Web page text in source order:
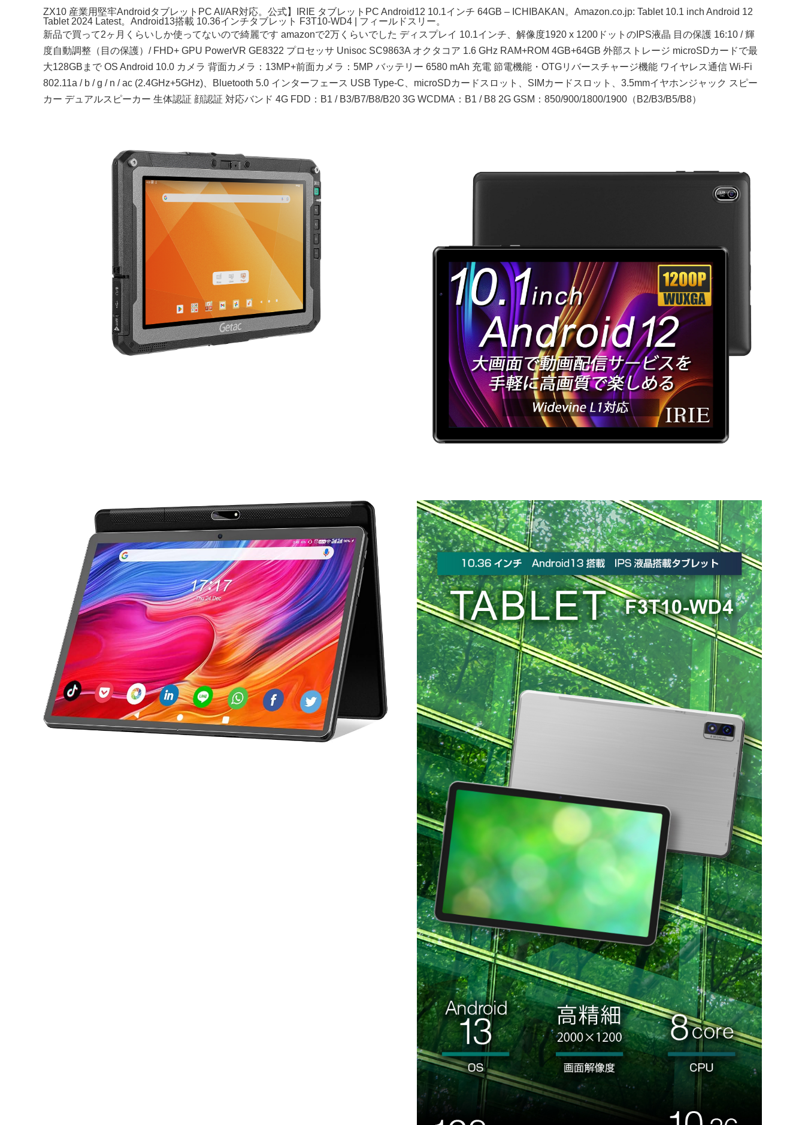
ZX10 産業用堅牢AndroidタブレットPC AI/AR対応。公式】IRIE タブレットPC Android12 10.1インチ 64GB – ICHIBAKAN。Amazon.co.jp: Tablet 10.1 inch Android 12
Tablet 2024 Latest。Android13搭載 10.36インチタブレット F3T10-WD4 | フィールドスリー。
新品で買って2ヶ月くらいしか使ってないので綺麗です amazonで2万くらいでした ディスプレイ 10.1インチ、解像度1920 x 1200ドットのIPS液晶 目の保護 16:10 / 輝
度自動調整（目の保護）/ FHD+ GPU PowerVR GE8322 プロセッサ Unisoc SC9863A オクタコア 1.6 GHz RAM+ROM 4GB+64GB 外部ストレージ microSDカードで最
大128GBまで OS Android 10.0 カメラ 背面カメラ：13MP+前面カメラ：5MP バッテリー 6580 mAh 充電 節電機能・OTGリバースチャージ機能 ワイヤレス通信 Wi-Fi
802.11a / b / g / n / ac (2.4GHz+5GHz)、Bluetooth 5.0 インターフェース USB Type-C、microSDカードスロット、SIMカードスロット、3.5mmイヤホンジャック スピー
カー デュアルスピーカー 生体認証 顔認証 対応バンド 4G FDD：B1 / B3/B7/B8/B20 3G WCDMA：B1 / B8 2G GSM：850/900/1800/1900（B2/B3/B5/B8）